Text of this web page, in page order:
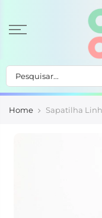
Home Sapatilha